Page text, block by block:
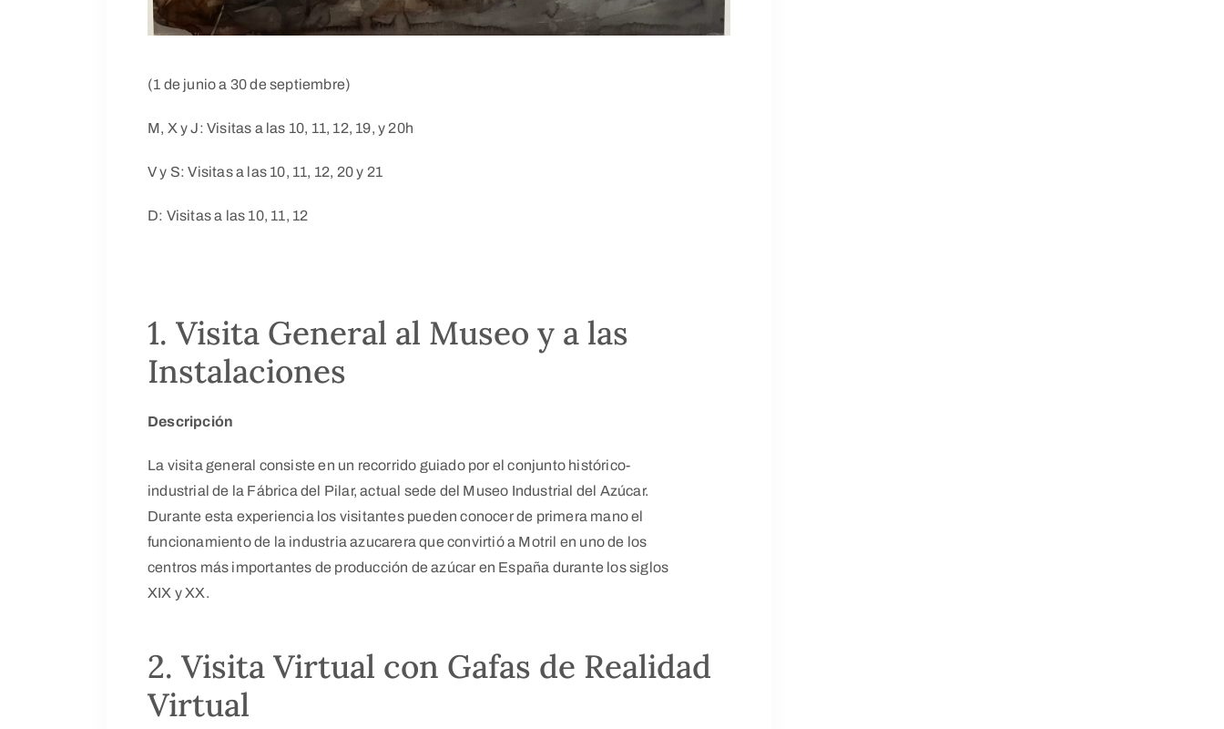
(1 de junio a 30 de septiembre)
M, X y J: Visitas a las 10, 11, 12, 19, y 20h
V y S: Visitas a las 10, 11, 12, 20 y 21
D: Visitas a las 10, 11, 12
1. Visita General al Museo y a las
Instalaciones
Descripción
La visita general consiste en un recorrido guiado por el conjunto histórico-
industrial de la Fábrica del Pilar, actual sede del Museo Industrial del Azúcar.
Durante esta experiencia los visitantes pueden conocer de primera mano el
funcionamiento de la industria azucarera que convirtió a Motril en uno de los
centros más importantes de producción de azúcar en España durante los siglos
XIX y XX.
2. Visita Virtual con Gafas de Realidad
Virtual